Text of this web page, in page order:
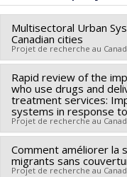
Grade :M. Sc.
Lien vers le document
Multisectoral Urban
Canadian cities
Projet de recherche au
Lead researcher : Lise
Co-researchers :
Angèle Bilodeau,
,Carole Lévesque,
MUHAJARINE,Daniel
Laurin,Patrick Morency
Rapid review of the
who use drugs and
treatment services:
systems in response
Projet de recherche au
Lead researcher :
Co-researchers :
Comment améliorer la
migrants sans
Projet de recherche au